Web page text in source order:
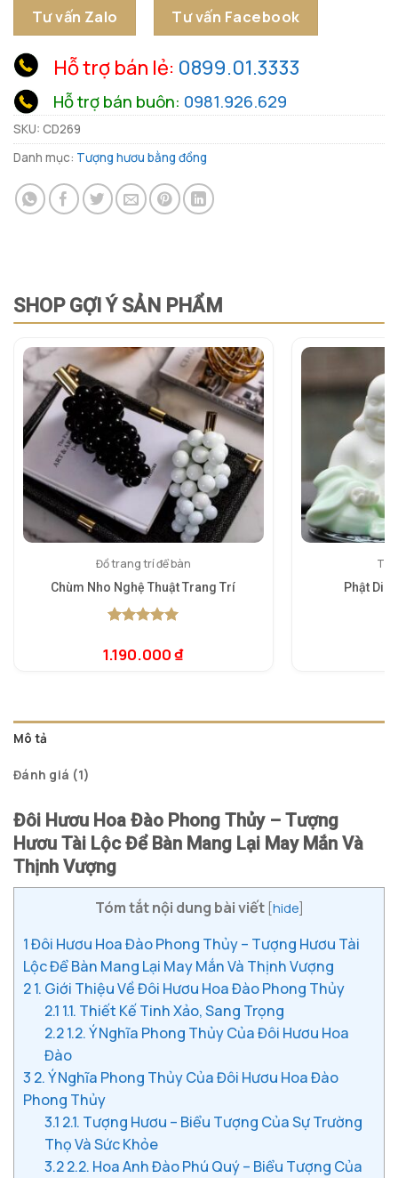
Tư vấn Zalo Tư vấn Facebook
Hỗ trợ bán lẻ: 0899.01.3333
Hỗ trợ bán buôn: 0981.926.629
SKU: CD269
Danh mục: Tượng hươu bằng đồng
SHOP GỢI Ý SẢN PHẨM
Đồ trang trí để bàn
Chùm Nho Nghệ Thuật Trang Trí
dựa trên
đánh giá
1.190.000₫
Phật Di
Mô tả
Đánh giá (1)
Đôi Hươu Hoa Đào Phong Thủy – Tượng
Hươu Tài Lộc Để Bàn Mang Lại May Mắn Và
Thịnh Vượng
Tóm tắt nội dung bài viết [hide]
1Đôi Hươu Hoa Đào Phong Thủy – Tượng Hươu Tài
Lộc Để Bàn Mang Lại May Mắn Và Thịnh Vượng
21. Giới Thiệu Về Đôi Hươu Hoa Đào Phong Thủy
2.1 1.1. Thiết Kế Tinh Xảo, Sang Trọng
2.21.2. Ý Nghĩa Phong Thủy Của Đôi Hươu Hoa
Đào
3 2. Ý Nghĩa Phong Thủy Của Đôi Hươu Hoa Đào
Phong Thủy
3.1 2.1. Tượng Hươu – Biểu Tượng Của Sự Trường
Thọ Và Sức Khỏe
3.22.2. Hoa Anh Đào Phú Quý – Biểu Tượng Của